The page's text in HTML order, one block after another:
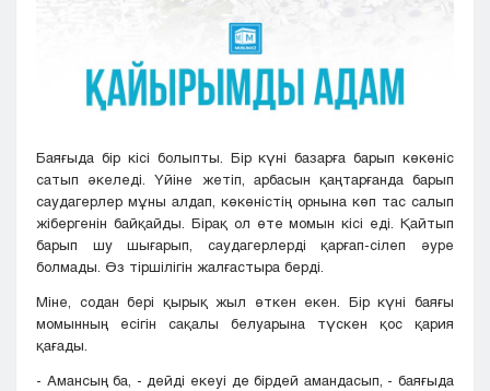
Шымкент
Баяғыда бір кісі болыпты. Бір күні базарға барып көкөніс
сатып әкеледі. Үйіне жетіп, арбасын қаңтарғанда барып
саудагерлер мұны алдап, көкөністің орнына көп тас салып
жібергенін байқайды. Бірақ ол өте момын кісі еді. Қайтып
барып шу шығарып, саудагерлерді қарғап-сілеп әуре
болмады. Өз тіршілігін жалғастыра берді.
Міне, содан бері қырық жыл өткен екен. Бір күні баяғы
момынның есігін сақалы белуарына түскен қос қария
қағады.
- Амансың ба, - дейді екеуі де бірдей амандасып, - баяғыда